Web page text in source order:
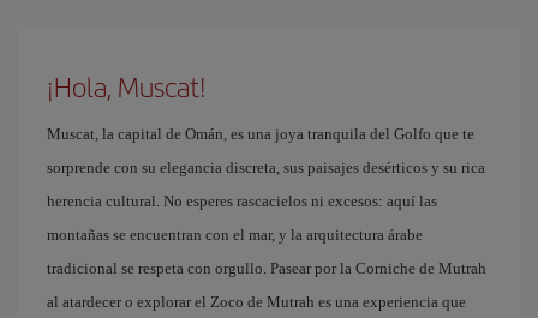
¡Hola, Muscat!
Muscat, la capital de Omán, es una joya tranquila del Golfo que te
sorprende con su elegancia discreta, sus paisajes desérticos y su rica
herencia cultural. No esperes rascacielos ni excesos: aquí las
montañas se encuentran con el mar, y la arquitectura árabe
tradicional se respeta con orgullo. Pasear por la Corniche de Mutrah
al atardecer o explorar el Zoco de Mutrah es una experiencia que